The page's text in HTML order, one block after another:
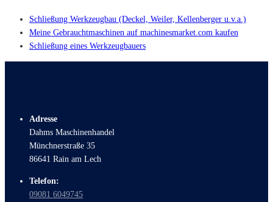
Schließung Werkzeugbau (Deckel, Weiler, Kellenberger u.v.a.)
Meine Gebrauchtmaschinen auf machinesmarket.com kaufen
Schließung eines Werkzeugbauers
Adresse
Dahms Maschinenhandel
Münchnerstraße 35
86641 Rain am Lech
Telefon:
09081 6049745